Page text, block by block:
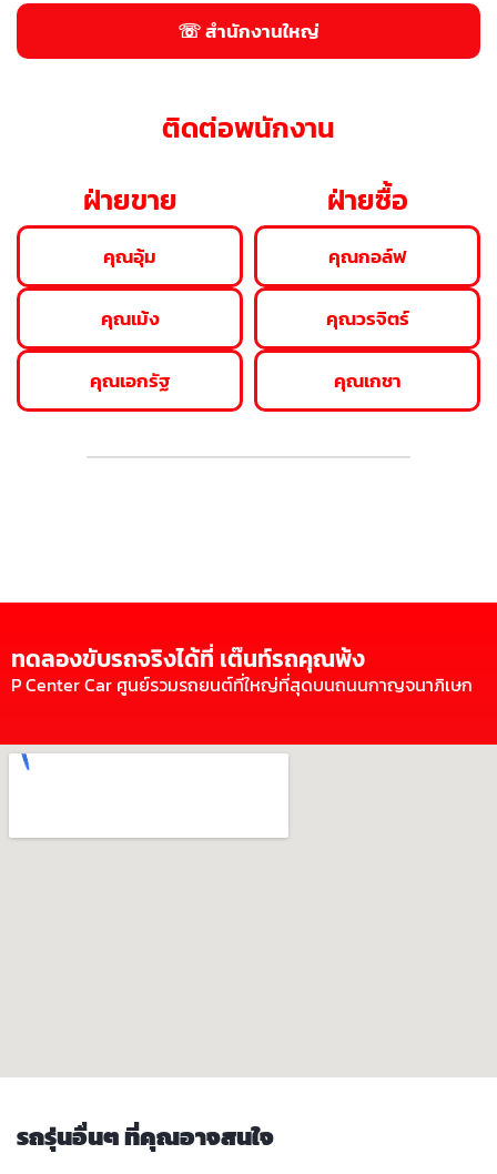
☏ สำนักงานใหญ่
ติดต่อพนักงาน
ฝ่ายขาย
คุณอุ้ม
คุณเม้ง
คุณเอกรัฐ
ฝ่ายซื้อ
คุณกอล์ฟ
คุณวรจิตร์
คุณเกชา
ทดลองขับรถจริงได้ที่ เต๊นท์รถคุณพ้ง
P Center Car ศูนย์รวมรถยนต์ที่ใหญ่ที่สุดบนถนนกาญจนาภิเษก
รถรุ่นอื่นๆ ที่คุณอาจสนใจ